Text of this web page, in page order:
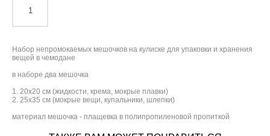
Набор непромокаемых мешочков на кулиске для упаковки и хранения
вещей в чемодане
в наборе два мешочка
1. 20х20 см (жидкости, крема, мокрые плавки)
2. 25х35 см (мокрые вещи, купальники, шлепки)
материал мешочка - плащевка в полипропиленовой пропиткой